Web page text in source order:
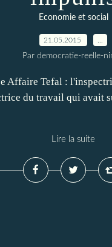
Economie et social
21.05.2015
Par democratie-reelle-
Affaire Tefal :
du travail qui avait
Lire la suite